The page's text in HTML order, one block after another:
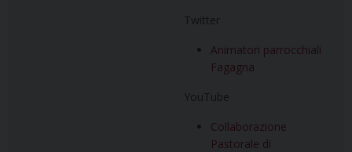
Twitter
Animatori parrocchiali
Fagagna
YouTube
Collaborazione
Pastorale di